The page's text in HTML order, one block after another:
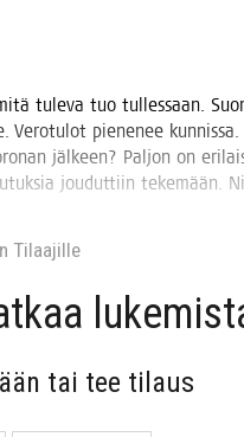
tule­va tuo tul­les­saan.
Vero­tu­lot pie­ne­nee
jäl­keen? Pal­jon on
jou­dut­tiin teke­mään.
Tilaa­jil­le
tai tee tilaus